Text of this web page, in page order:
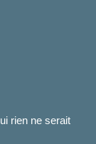
rien ne serait